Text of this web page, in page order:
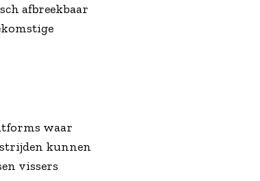
afbreekbaar
waar
kunnen
vissers